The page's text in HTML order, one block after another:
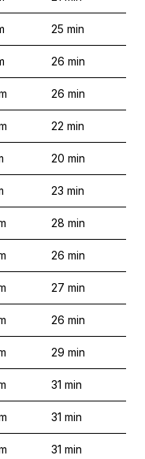
25 min
26 min
26 min
22 min
20 min
23 min
28 min
26 min
27 min
26 min
29 min
31 min
31 min
31 min